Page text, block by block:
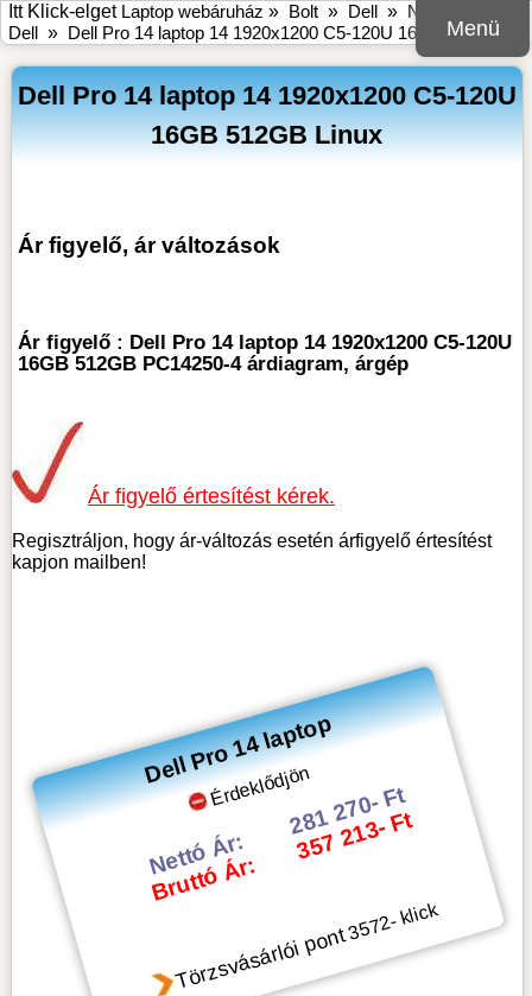
Menü
Itt Klick-elget Laptop webáruház » Bolt » Dell » Notebook Dell
Dell » Dell Pro 14 laptop 14 1920x1200 C5-120U 16GB 512GB
Dell Pro 14 laptop 14 1920x1200 C5-120U
16GB 512GB Linux
Ár figyelő, ár változások
Ár figyelő : Dell Pro 14 laptop 14 1920x1200 C5-120U
16GB 512GB PC14250-4 árdiagram, árgép
Ár figyelő értesítést kérek.
Regisztráljon, hogy ár-változás esetén árfigyelő értesítést
kapjon mailben!
Dell Pro 14 laptop
Érdeklődjön
Nettó Ár:
Bruttó Ár:
281 270- Ft
357 213- Ft
Törzsvásárlói pont3572- klick